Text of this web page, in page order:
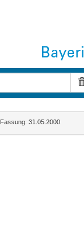
Fassung: 31.05.2000